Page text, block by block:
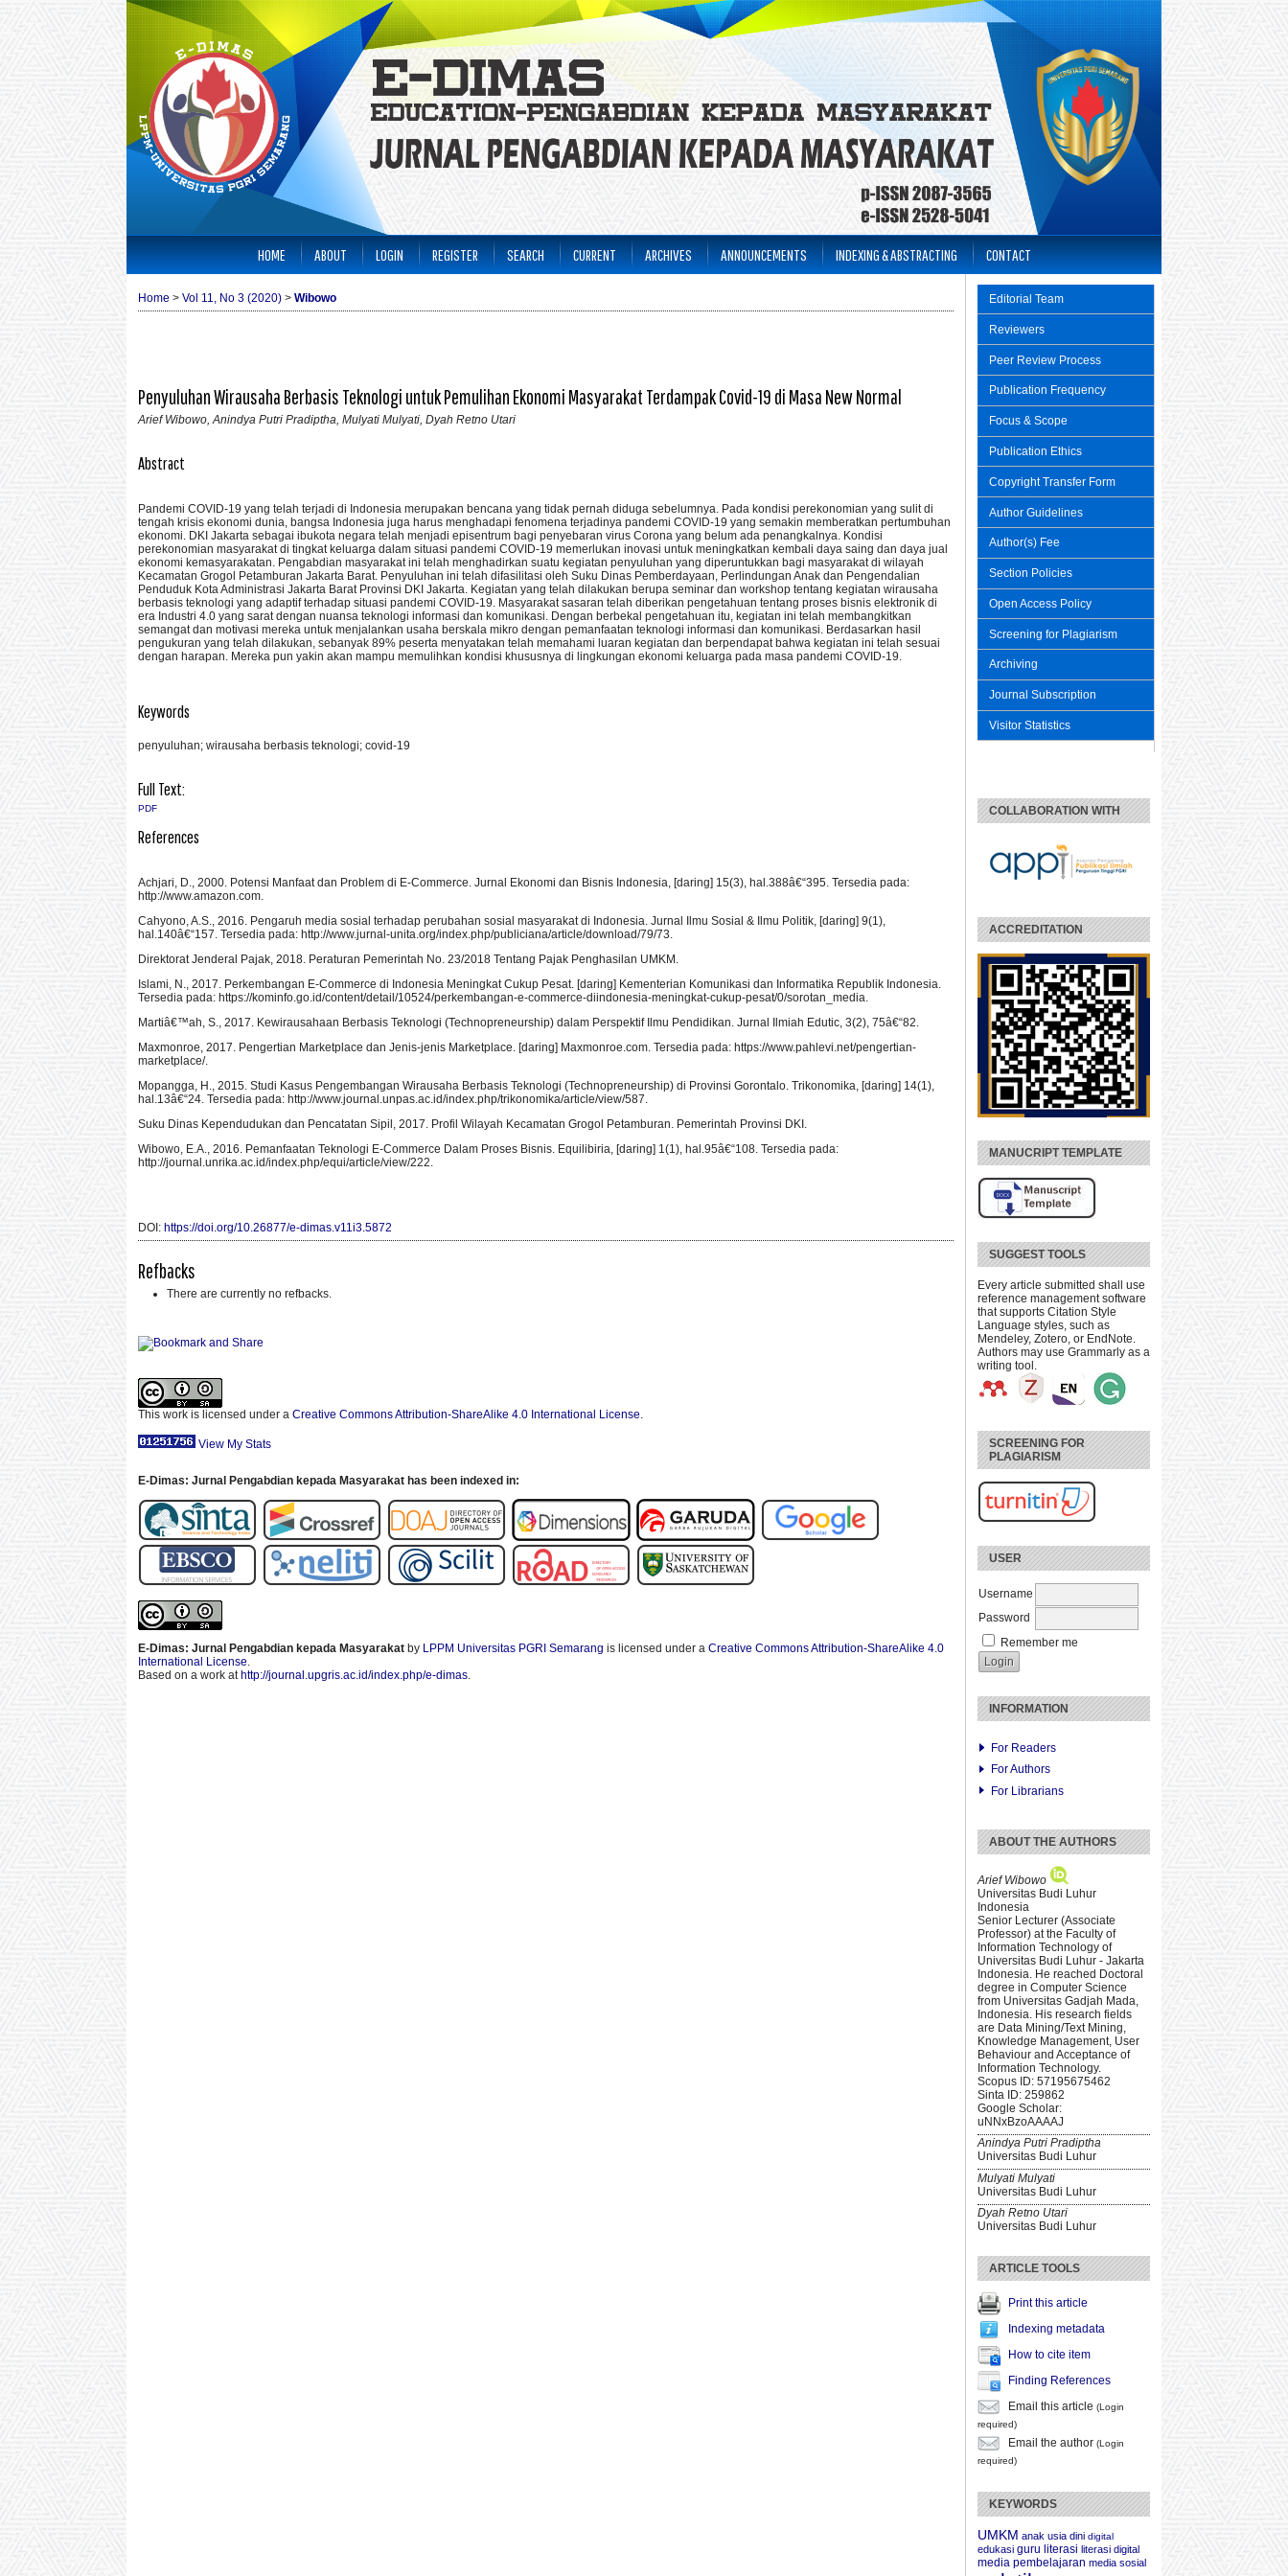
Editorial Team
Reviewers
Peer Review Process
Publication Frequency
Focus & Scope
Publication Ethics
Copyright Transfer Form
Author Guidelines
Author(s) Fee
Section Policies
Open Access Policy
Screening for Plagiarism
Archiving
Journal Subscription
Visitor Statistics
COLLABORATION WITH
ACCREDITATION
MANUCRIPT TEMPLATE
SUGGEST TOOLS
Every article submitted shall use
reference management software
that supports Citation Style
Language styles, such as
Mendeley, Zotero, or EndNote.
Authors may use Grammarly as a
writing tool.
SCREENING FOR
PLAGIARISM
USER
Username
Password
Remember me
INFORMATION
For Readers
For Authors
For Librarians
ABOUT THE AUTHORS
Arief Wibowo
Universitas Budi Luhur
Indonesia
Senior Lecturer (Associate
Professor) at the Faculty of
Information Technology of
Universitas Budi Luhur - Jakarta
Indonesia. He reached Doctoral
degree in Computer Science
from Universitas Gadjah Mada,
Indonesia. His research fields
are Data Mining/Text Mining,
Knowledge Management, User
Behaviour and Acceptance of
Information Technology.
Scopus ID: 57195675462
Sinta ID: 259862
Google Scholar:
uNNxBzoAAAAJ
Anindya Putri Pradiptha
Universitas Budi Luhur
Mulyati Mulyati
Universitas Budi Luhur
Dyah Retno Utari
Universitas Budi Luhur
ARTICLE TOOLS
Print this article
Indexing metadata
How to cite item
Finding References
Email this article (Login
required)
Email the author (Login
required)
KEYWORDS
UMKM anak usia dini digital
edukasi guru literasi literasi digital
media pembelajaran media sosial
HOME ABOUT LOGIN REGISTER SEARCH CURRENT ARCHIVES ANNOUNCEMENTS INDEXING & ABSTRACTING CONTACT
Home > Vol 11, No 3 (2020) > Wibowo
Penyuluhan Wirausaha Berbasis Teknologi untuk Pemulihan Ekonomi Masyarakat Terdampak Covid-19 di Masa New Normal
Arief Wibowo, Anindya Putri Pradiptha, Mulyati Mulyati, Dyah Retno Utari
Abstract
Pandemi COVID-19 yang telah terjadi di Indonesia merupakan bencana yang tidak pernah diduga sebelumnya. Pada kondisi perekonomian yang sulit di
tengah krisis ekonomi dunia, bangsa Indonesia juga harus menghadapi fenomena terjadinya pandemi COVID-19 yang semakin memberatkan pertumbuhan
ekonomi. DKI Jakarta sebagai ibukota negara telah menjadi episentrum bagi penyebaran virus Corona yang belum ada penangkalnya. Kondisi
perekonomian masyarakat di tingkat keluarga dalam situasi pandemi COVID-19 memerlukan inovasi untuk meningkatkan kembali daya saing dan daya jual
ekonomi kemasyarakatan. Pengabdian masyarakat ini telah menghadirkan suatu kegiatan penyuluhan yang diperuntukkan bagi masyarakat di wilayah
Kecamatan Grogol Petamburan Jakarta Barat. Penyuluhan ini telah difasilitasi oleh Suku Dinas Pemberdayaan, Perlindungan Anak dan Pengendalian
Penduduk Kota Administrasi Jakarta Barat Provinsi DKI Jakarta. Kegiatan yang telah dilakukan berupa seminar dan workshop tentang kegiatan wirausaha
berbasis teknologi yang adaptif terhadap situasi pandemi COVID-19. Masyarakat sasaran telah diberikan pengetahuan tentang proses bisnis elektronik di
era Industri 4.0 yang sarat dengan nuansa teknologi informasi dan komunikasi. Dengan berbekal pengetahuan itu, kegiatan ini telah membangkitkan
semangat dan motivasi mereka untuk menjalankan usaha berskala mikro dengan pemanfaatan teknologi informasi dan komunikasi. Berdasarkan hasil
pengukuran yang telah dilakukan, sebanyak 89% peserta menyatakan telah memahami luaran kegiatan dan berpendapat bahwa kegiatan ini telah sesuai
dengan harapan. Mereka pun yakin akan mampu memulihkan kondisi khususnya di lingkungan ekonomi keluarga pada masa pandemi COVID-19.
Keywords
penyuluhan; wirausaha berbasis teknologi; covid-19
Full Text:
PDF
References
Achjari, D., 2000. Potensi Manfaat dan Problem di E-Commerce. Jurnal Ekonomi dan Bisnis Indonesia, [daring] 15(3), hal.388â€“395. Tersedia pada:
http://www.amazon.com.
Cahyono, A.S., 2016. Pengaruh media sosial terhadap perubahan sosial masyarakat di Indonesia. Jurnal Ilmu Sosial & Ilmu Politik, [daring] 9(1),
hal.140â€“157. Tersedia pada: http://www.jurnal-unita.org/index.php/publiciana/article/download/79/73.
Direktorat Jenderal Pajak, 2018. Peraturan Pemerintah No. 23/2018 Tentang Pajak Penghasilan UMKM.
Islami, N., 2017. Perkembangan E-Commerce di Indonesia Meningkat Cukup Pesat. [daring] Kementerian Komunikasi dan Informatika Republik Indonesia.
Tersedia pada: https://kominfo.go.id/content/detail/10524/perkembangan-e-commerce-diindonesia-meningkat-cukup-pesat/0/sorotan_media.
Martiâ€™ah, S., 2017. Kewirausahaan Berbasis Teknologi (Technopreneurship) dalam Perspektif Ilmu Pendidikan. Jurnal Ilmiah Edutic, 3(2), 75â€“82.
Maxmonroe, 2017. Pengertian Marketplace dan Jenis-jenis Marketplace. [daring] Maxmonroe.com. Tersedia pada: https://www.pahlevi.net/pengertian-
marketplace/.
Mopangga, H., 2015. Studi Kasus Pengembangan Wirausaha Berbasis Teknologi (Technopreneurship) di Provinsi Gorontalo. Trikonomika, [daring] 14(1),
hal.13â€“24. Tersedia pada: http://www.journal.unpas.ac.id/index.php/trikonomika/article/view/587.
Suku Dinas Kependudukan dan Pencatatan Sipil, 2017. Profil Wilayah Kecamatan Grogol Petamburan. Pemerintah Provinsi DKI.
Wibowo, E.A., 2016. Pemanfaatan Teknologi E-Commerce Dalam Proses Bisnis. Equilibiria, [daring] 1(1), hal.95â€“108. Tersedia pada:
http://journal.unrika.ac.id/index.php/equi/article/view/222.
DOI: https://doi.org/10.26877/e-dimas.v11i3.5872
Refbacks
There are currently no refbacks.
This work is licensed under a Creative Commons Attribution-ShareAlike 4.0 International License.
View My Stats
E-Dimas: Jurnal Pengabdian kepada Masyarakat has been indexed in:
E-Dimas: Jurnal Pengabdian kepada Masyarakat by LPPM Universitas PGRI Semarang is licensed under a Creative Commons Attribution-ShareAlike 4.0
International License.
Based on a work at http://journal.upgris.ac.id/index.php/e-dimas.